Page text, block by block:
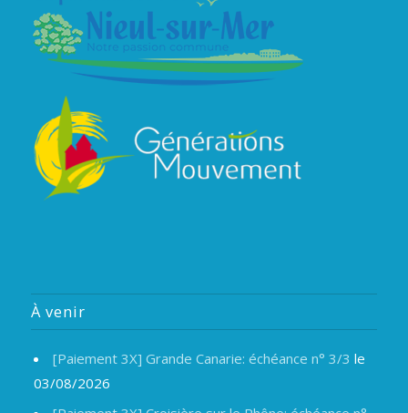
À venir
[Paiement 3X] Grande Canarie: échéance n° 3/3 le
03/08/2026